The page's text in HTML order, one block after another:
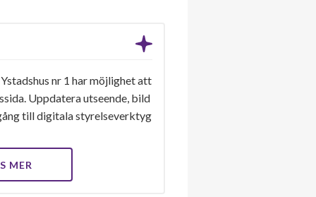
nr 1 har möjlighet att
Uppdatera utseende, bild
till digitala styrelseverktyg
MER